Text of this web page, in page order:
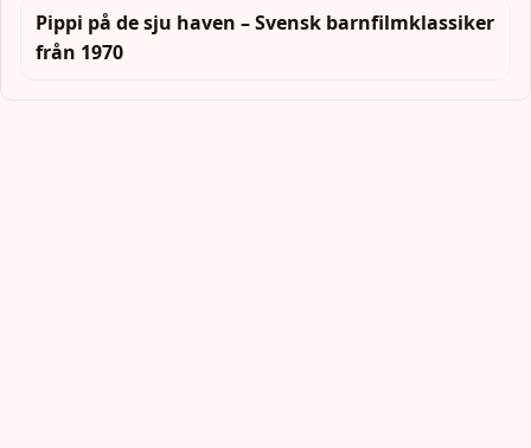
Pippi på de sju haven – Svensk barnfilmklassiker
från 1970